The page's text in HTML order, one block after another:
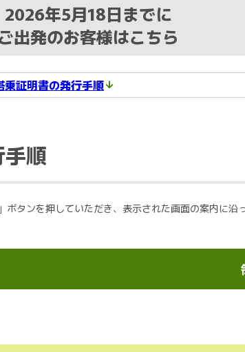
2026年5月18日までに
出発のお客様はこちら
乗証明書の発行手順
順
ボタンを押していただき、表示された画面の案内に沿